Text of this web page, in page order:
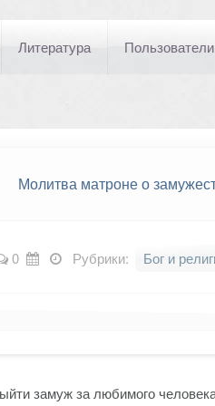
Литература Пользователи
Молитва матроне о
0 Рубрики: Бог и
замуж за любимого